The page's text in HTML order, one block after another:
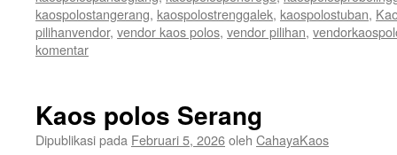
kaospolostangerang, kaospolostrenggalek, kaospolostuban,
pilihanvendor, vendor kaos polos, vendor pilihan,
komentar
Kaos polos Serang
Dipublikasi pada Februari 5, 2026oleh CahayaKaos